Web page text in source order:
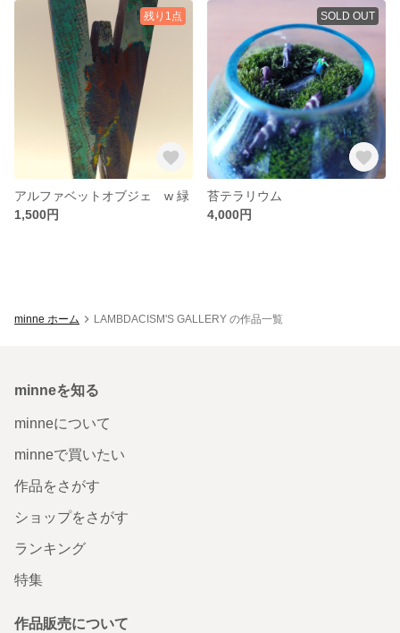
残り1点
アルファベットオブジェ w 緑
1,500円
SOLD OUT
苔テラリウム
4,000円
minne ホーム LAMBDACISM'S GALLERY の作品一覧
minneを知る
minneについて
minneで買いたい
作品をさがす
ショップをさがす
ランキング
特集
作品販売について